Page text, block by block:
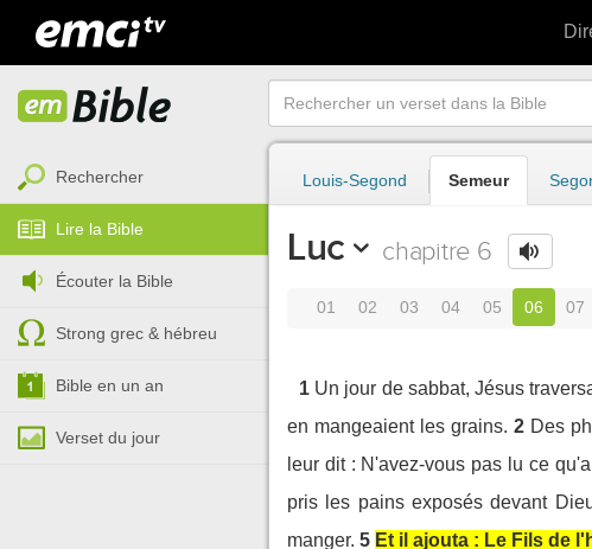
Rechercher
Lire la Bible
Écouter la Bible
Strong grec & hébreu
Bible en un an
Verset du jour
Louis-Segond Semeur
Luc chapitre 6
01 02 03 04 05 06 07
1 Un jour de sabbat, Jésus
en mangeaient les grains. 2 Des
leur dit : N'avez-vous pas lu ce
pris les pains exposés devant
manger. 5 Et il ajouta : Le Fils de